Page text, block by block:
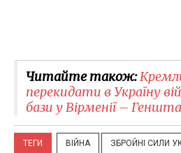
Читайте також:
перекидати в Україну
бази у Вірменії –
ТЕГИ ВІЙНА ЗБРОЙНІ СИЛИ